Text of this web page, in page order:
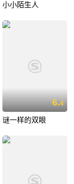
小小陌生人
6.4
谜一样的双眼